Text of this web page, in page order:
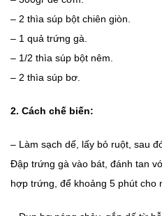
– 2 thìa súp bột chiên giòn.
– 1 quả trứng gà.
– 1/2 thìa súp bột nêm.
– 2 thìa súp bơ.
2. Cách chế biến:
– Làm sạch dế, lấy bỏ ruột, sau
Đập trứng gà vào bát, đánh tan
hợp trứng, để khoảng 5 phút cho